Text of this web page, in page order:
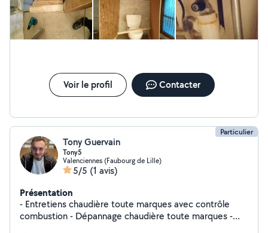
Voir le profil Contacter
Particulier
Tony Guervain
Tony5
Valenciennes (Faubourg de Lille)
5/5 (1 avis)
Présentation
- Entretiens chaudière toute marques avec contrôle
combustion - Dépannage chaudière toute marques -